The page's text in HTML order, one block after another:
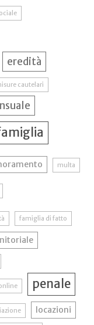
eredità
cautelari
multa
famiglia di fatto
penale
locazioni